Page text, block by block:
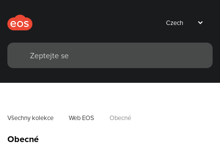
Všechny kolekce Web EOS Obecné
Obecné